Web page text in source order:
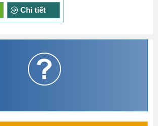
Chi tiết